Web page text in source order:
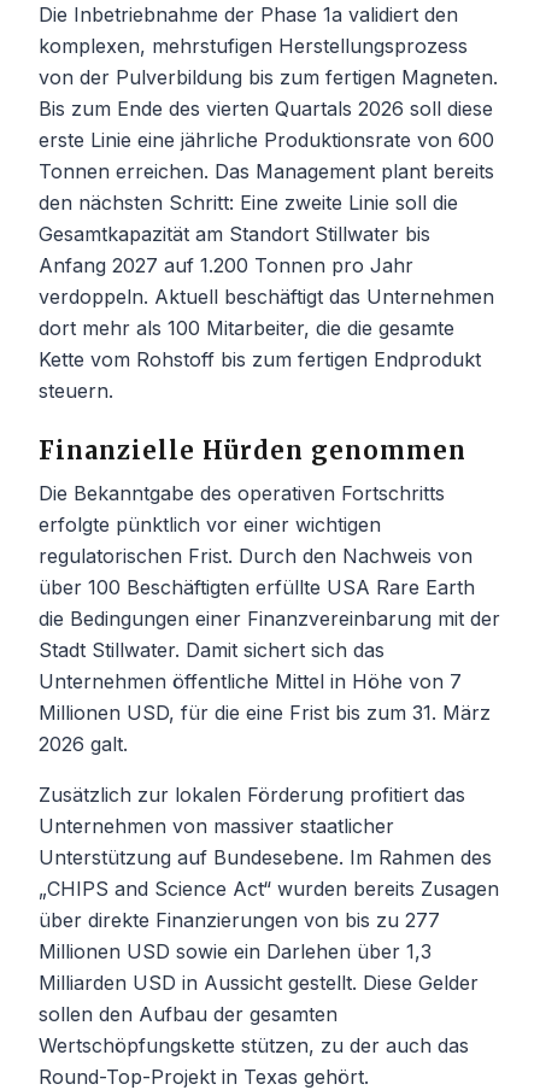
Die Inbetriebnahme der Phase 1a validiert den
komplexen, mehrstufigen Herstellungsprozess
von der Pulverbildung bis zum fertigen Magneten.
Bis zum Ende des vierten Quartals 2026 soll diese
erste Linie eine jährliche Produktionsrate von 600
Tonnen erreichen. Das Management plant bereits
den nächsten Schritt: Eine zweite Linie soll die
Gesamtkapazität am Standort Stillwater bis
Anfang 2027 auf 1.200 Tonnen pro Jahr
verdoppeln. Aktuell beschäftigt das Unternehmen
dort mehr als 100 Mitarbeiter, die die gesamte
Kette vom Rohstoff bis zum fertigen Endprodukt
steuern.
Finanzielle Hürden genommen
Die Bekanntgabe des operativen Fortschritts
erfolgte pünktlich vor einer wichtigen
regulatorischen Frist. Durch den Nachweis von
über 100 Beschäftigten erfüllte USA Rare Earth
die Bedingungen einer Finanzvereinbarung mit der
Stadt Stillwater. Damit sichert sich das
Unternehmen öffentliche Mittel in Höhe von 7
Millionen USD, für die eine Frist bis zum 31. März
2026 galt.
Zusätzlich zur lokalen Förderung profitiert das
Unternehmen von massiver staatlicher
Unterstützung auf Bundesebene. Im Rahmen des
„CHIPS and Science Act“ wurden bereits Zusagen
über direkte Finanzierungen von bis zu 277
Millionen USD sowie ein Darlehen über 1,3
Milliarden USD in Aussicht gestellt. Diese Gelder
sollen den Aufbau der gesamten
Wertschöpfungskette stützen, zu der auch das
Round-Top-Projekt in Texas gehört.